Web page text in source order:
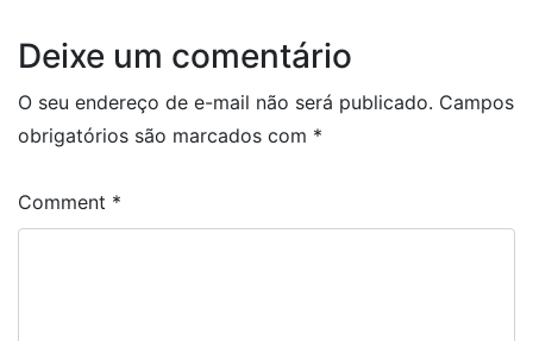
Deixe um comentário
O seu endereço de e-mail não será publicado. Campos
obrigatórios são marcados com *
Comment *